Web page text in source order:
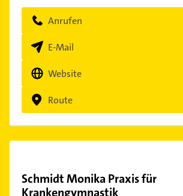
Anrufen
E-Mail
Website
Route
Schmidt Monika Praxis für
Krankengymnastik